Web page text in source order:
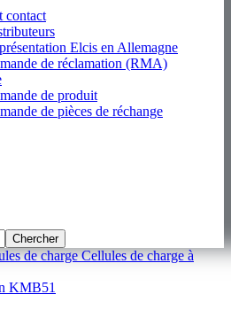
contact
Elcis en Allemagne
de réclamation (RMA)
de produit
de pièces de réchange
Chercher
de chargeCellules de charge à